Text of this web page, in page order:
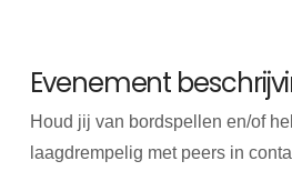
Evenement
Houd jij van bordspellen en/of
laagdrempelig met peers in